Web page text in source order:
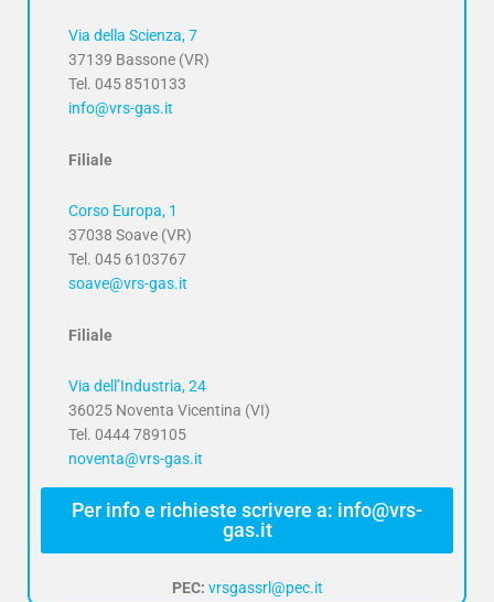
Via della Scienza, 7
37139 Bassone (VR)
Tel. 045 8510133
info@vrs-gas.it
Filiale
Corso Europa, 1
37038 Soave (VR)
Tel. 045 6103767
soave@vrs-gas.it
Filiale
Via dell’Industria, 24
36025 Noventa Vicentina (VI)
Tel. 0444 789105
noventa@vrs-gas.it
Per info e richieste scrivere a: info@vrs-
gas.it
PEC: vrsgassrl@pec.it